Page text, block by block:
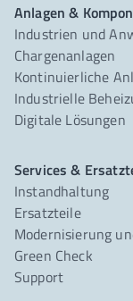
Anlagen &
Industrien und
Chargenanlagen
Kontinuierliche
Industrielle
Digitale Lösungen
Services &
Instandhaltung
Ersatzteile
Modernisierung
Green Check
Support